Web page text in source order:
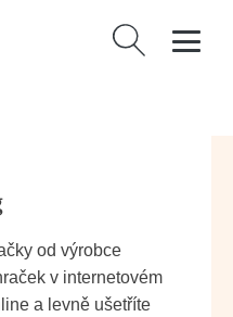
Vyhledávání
od výrobce
v internetovém
a levně ušetříte